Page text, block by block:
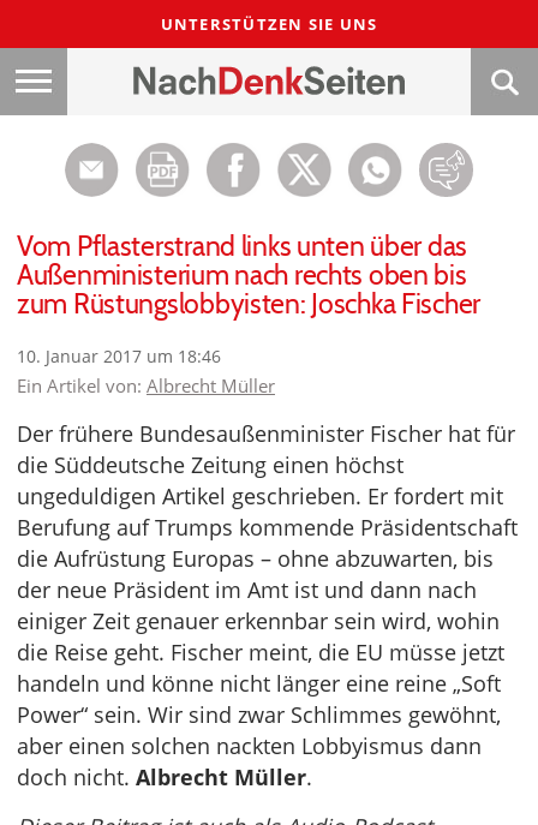
UNTERSTÜTZEN SIE UNS
Vom Pflasterstrand links unten über das
Außenministerium nach rechts oben bis
zum Rüstungslobbyisten: Joschka Fischer
10. Januar 2017 um 18:46
Ein Artikel von: Albrecht Müller
Der frühere Bundesaußenminister Fischer hat für
die Süddeutsche Zeitung einen höchst
ungeduldigen Artikel geschrieben. Er fordert mit
Berufung auf Trumps kommende Präsidentschaft
die Aufrüstung Europas – ohne abzuwarten, bis
der neue Präsident im Amt ist und dann nach
einiger Zeit genauer erkennbar sein wird, wohin
die Reise geht. Fischer meint, die EU müsse jetzt
handeln und könne nicht länger eine reine „Soft
Power“ sein. Wir sind zwar Schlimmes gewöhnt,
aber einen solchen nackten Lobbyismus dann
doch nicht. Albrecht Müller.